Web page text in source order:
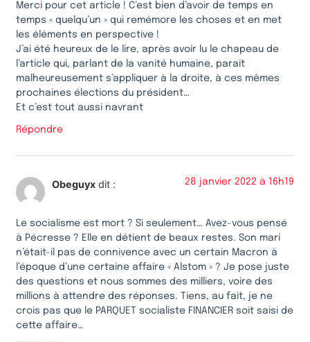
Merci pour cet article ! C’est bien d’avoir de temps en
temps « quelqu’un » qui remémore les choses et en met
les éléments en perspective !
J’ai été heureux de le lire, après avoir lu le chapeau de
l’article qui, parlant de la vanité humaine, parait
malheureusement s’appliquer à la droite, à ces mêmes
prochaines élections du président…
Et c’est tout aussi navrant
Répondre
Obeguyx dit : 28 janvier 2022 à 16h19
Le socialisme est mort ? Si seulement… Avez-vous pensé
à Pécresse ? Elle en détient de beaux restes. Son mari
n’était-il pas de connivence avec un certain Macron à
l’époque d’une certaine affaire « Alstom » ? Je pose juste
des questions et nous sommes des milliers, voire des
millions à attendre des réponses. Tiens, au fait, je ne
crois pas que le PARQUET socialiste FINANCIER soit saisi de
cette affaire…